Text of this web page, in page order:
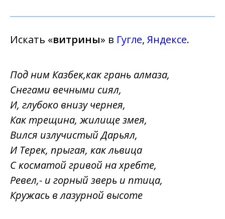
Искать «витрины» в Гугле, Яндексе.
Под ним Казбек,как грань алмаза,
Снегами вечными сиял,
И, глубоко внизу чернея,
Как трещина, жилище змея,
Вился излучистый Дарьял,
И Терек, прыгая, как львица
С косматой гривой на хребте,
Ревел,- и горный зверь и птица,
Кружась в лазурной высоте